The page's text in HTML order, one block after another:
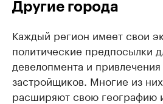
Другие города
Каждый регион имеет свои
политические предпосылки
девелопмента и
застройщиков. Многие из
расширяют свою географию